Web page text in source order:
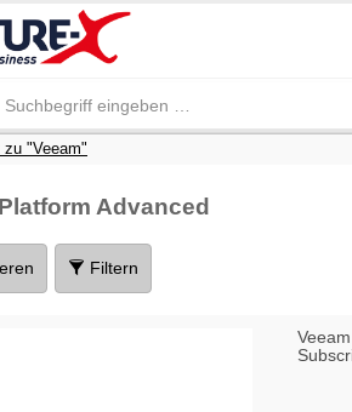
zu "Veeam"
Advanced
Filtern